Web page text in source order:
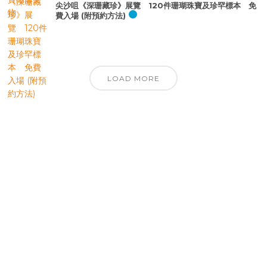
尖沙咀《深珊藏珍》展覽 120件珊瑚珠寶及珍罕標本 免
費入場 (附預約方法)
LOAD MORE